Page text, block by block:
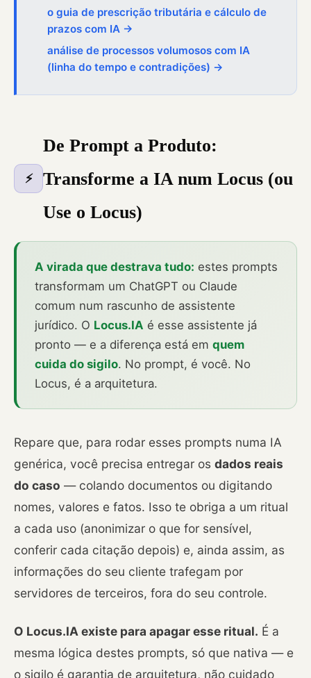
o guia de prescrição tributária e cálculo de
prazos com IA →
análise de processos volumosos com IA
(linha do tempo e contradições) →
⚡
De Prompt a Produto:
Transforme a IA num Locus (ou
Use o Locus)
A virada que destrava tudo: estes prompts
transformam um ChatGPT ou Claude
comum num rascunho de assistente
jurídico. O Locus.IA é esse assistente já
pronto — e a diferença está em quem
cuida do sigilo. No prompt, é você. No
Locus, é a arquitetura.
Repare que, para rodar esses prompts numa IA
genérica, você precisa entregar os dados reais
do caso — colando documentos ou digitando
nomes, valores e fatos. Isso te obriga a um ritual
a cada uso (anonimizar o que for sensível,
conferir cada citação depois) e, ainda assim, as
informações do seu cliente trafegam por
servidores de terceiros, fora do seu controle.
O Locus.IA existe para apagar esse ritual. É a
mesma lógica destes prompts, só que nativa — e
o sigilo é garantia de arquitetura, não cuidado